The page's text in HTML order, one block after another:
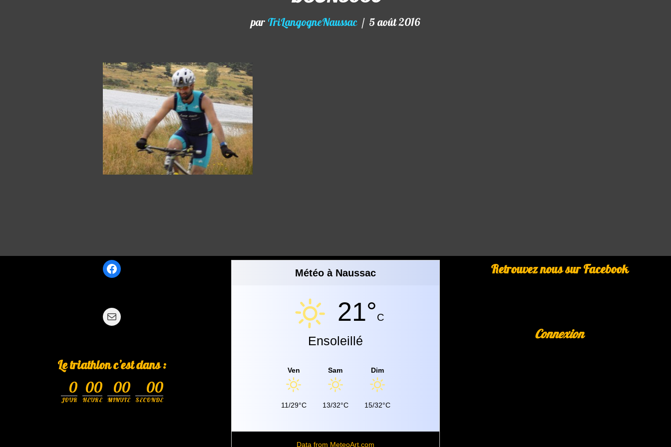
par TriLangogneNaussac 5 août 2016
Le triathlon c’est dans :
0
JOUR
00
HEURE
00
MINUTE
00
SECONDE
Météo à Naussac
21°C
Ensoleillé
Ven
11/29°C
Sam
13/32°C
Dim
15/32°C
Data from MeteoArt.com
Retrouvez nous sur Facebook
Connexion